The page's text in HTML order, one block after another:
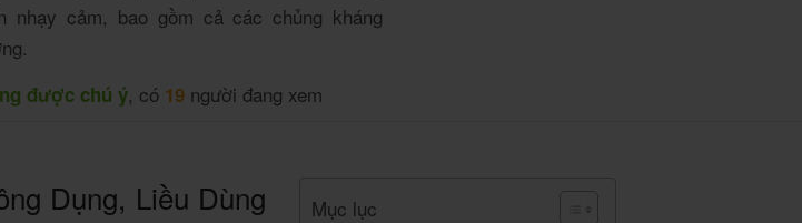
nhạy cảm, bao gồm cả các chủng kháng
được chú ý, có 19 người đang xem
Dụng, Liều Dùng
Mục lục